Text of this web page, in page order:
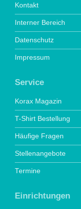
Kontakt
Interner Bereich
Datenschutz
Impressum
Service
Korax Magazin
T-Shirt Bestellung
Häufige Fragen
Stellenangebote
Termine
Einrichtungen